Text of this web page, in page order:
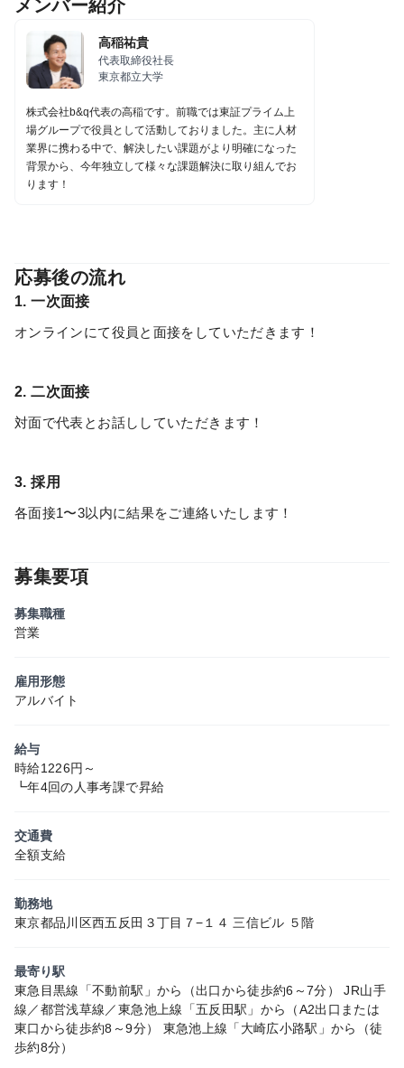
メンバー紹介
高稲祐貴
代表取締役社長
東京都立大学
株式会社b&q代表の高稲です。前職では東証プライム上
場グループで役員として活動しておりました。主に人材
業界に携わる中で、解決したい課題がより明確になった
背景から、今年独立して様々な課題解決に取り組んでお
ります！
応募後の流れ
1. 一次面接
オンラインにて役員と面接をしていただきます！
2. 二次面接
対面で代表とお話ししていただきます！
3. 採用
各面接1〜3以内に結果をご連絡いたします！
募集要項
募集職種
営業
雇用形態
アルバイト
給与
時給1226円～
┗年4回の人事考課で昇給
交通費
全額支給
勤務地
東京都品川区西五反田３丁目７−１４ 三信ビル ５階
最寄り駅
東急目黒線「不動前駅」から（出口から徒歩約6～7分） JR山手
線／都営浅草線／東急池上線「五反田駅」から（A2出口または
東口から徒歩約8～9分） 東急池上線「大崎広小路駅」から（徒
歩約8分）